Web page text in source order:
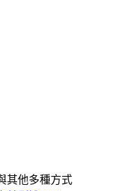
其他多種方式